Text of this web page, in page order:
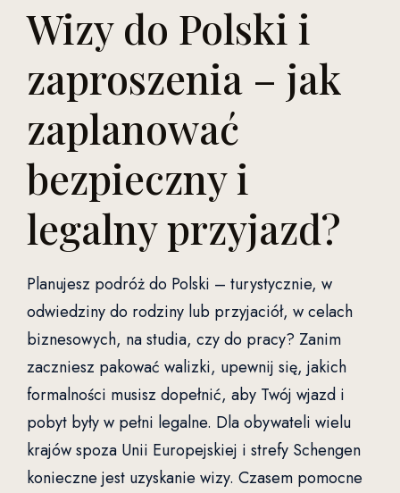
Wizy do Polski i
zaproszenia – jak
zaplanować
bezpieczny i
legalny przyjazd?
Planujesz podróż do Polski – turystycznie, w
odwiedziny do rodziny lub przyjaciół, w celach
biznesowych, na studia, czy do pracy? Zanim
zaczniesz pakować walizki, upewnij się, jakich
formalności musisz dopełnić, aby Twój wjazd i
pobyt były w pełni legalne. Dla obywateli wielu
krajów spoza Unii Europejskiej i strefy Schengen
konieczne jest uzyskanie wizy. Czasem pomocne